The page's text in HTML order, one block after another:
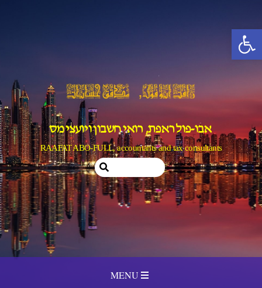
פתח סרגל נגישות
content
MENU
אבו-פול ראפת, רואי חשבון ויועצי מס
RAAFAT ABO-FULL, accountants and tax consultants